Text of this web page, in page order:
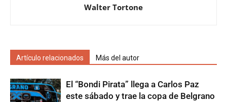
Walter Tortone
Artículo relacionados Más del autor
El “Bondi Pirata” llega a Carlos Paz
este sábado y trae la copa de Belgrano